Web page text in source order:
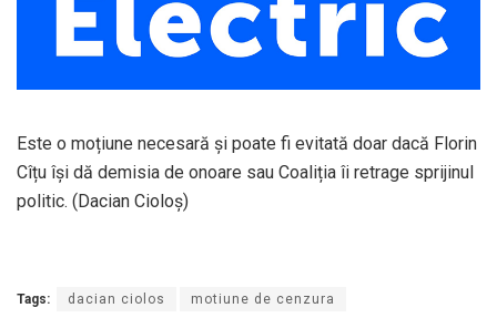
Este o moțiune necesară și poate fi evitată doar dacă Florin
Cîțu își dă demisia de onoare sau Coaliția îi retrage sprijinul
politic. (Dacian Cioloş)
Tags: dacian ciolos motiune de cenzura